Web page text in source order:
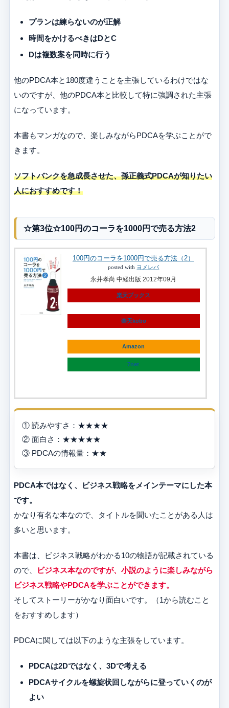
プランは練らないのが正解
時間をかけるべきはDとC
Dは複数案を同時に行う
他のPDCA本と180度違うことを主張しているわけではな
いのですが、他のPDCA本と比較して特に強調された主張
になっています。
本書もマンガなので、楽しみながらPDCAを学ぶことがで
きます。
ソフトバンクを急成長させた、孫正義式PDCAが知りたい
人におすすめです！
☆第3位☆100円のコーラを1000円で売る方法2
100円のコーラを1000円で売る方法（2）
posted with ヨメレバ
永井孝尚 中経出版 2012年09月
楽天ブックス
楽天kobo
Amazon
7net
① 読みやすさ：★★★★
② 面白さ：★★★★★
③ PDCAの情報量：★★
PDCA本ではなく、ビジネス戦略をメインテーマにした本
です。
かなり有名な本なので、タイトルを聞いたことがある人は
多いと思います。
本書は、ビジネス戦略がわかる10の物語が記載されている
ので、
ビジネス本なのですが、小説のように楽しみながら
ビジネス戦略やPDCAを学ぶことができます。
そしてストーリーがかなり面白いです。（1から読むこと
をおすすめします）
PDCAに関しては以下のような主張をしています。
PDCAは2Dではなく、3Dで考える
PDCAサイクルを螺旋状回しながらに登っていくのが
よい